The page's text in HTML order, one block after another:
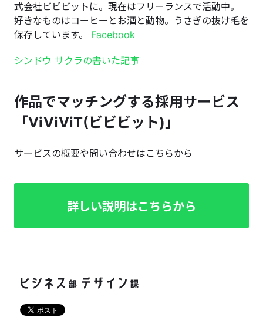
式会社ビビビットに。現在はフリーランスで活動中。
好きなものはコーヒーとお酒と動物。うさぎの抜け毛を
保存しています。 Facebook
シンドウ サクラの書いた記事
作品でマッチングする採用サービス
「ViViViT(ビビビット)」
サービスの概要や問い合わせはこちらから
詳しい説明はこちらから